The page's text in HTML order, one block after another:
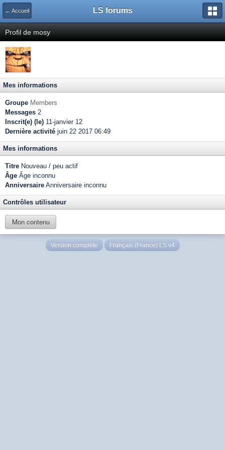
← Accueil LS forums
Profil de mosy
Mes informations
Groupe Members
Messages 2
Inscrit(e) (le) 11-janvier 12
Dernière activité juin 22 2017 06:49
Mes informations
Titre Nouveau / peu actif
Âge Âge inconnu
Anniversaire Anniversaire inconnu
Contrôles utilisateur
Mon contenu
Version complète Français (France) LS v4